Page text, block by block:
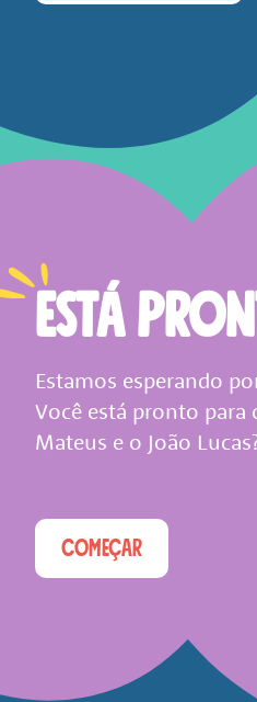
ESTÁ
Estamos esperando
Você está pronto para
Mateus e o João
COMEÇAR